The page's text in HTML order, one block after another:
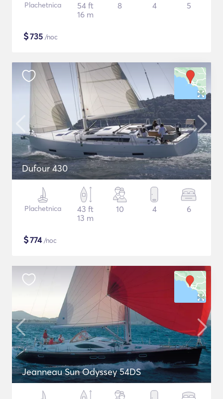
Plachetnica
54 ft
16 m
8 4 5
$735 /noc
Dufour 430
Plachetnica
43 ft
13 m
10 4 6
$774/noc
Jeanneau Sun Odyssey 54DS